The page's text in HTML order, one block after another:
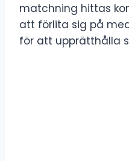
matchning hittas
att förlita sig på
för att upprätthålla